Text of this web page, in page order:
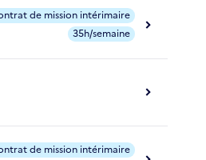
de mission intérimaire
35h/semaine
de mission intérimaire